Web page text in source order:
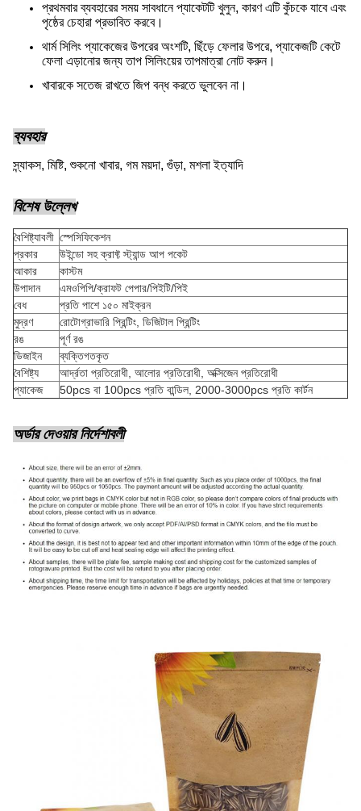
প্রথমবার ব্যবহারের সময় সাবধানে প্যাকেটটি খুলুন, কারণ এটি কুঁচকে যাবে এবং
পৃষ্ঠের চেহারা প্রভাবিত করবে।
থার্ম সিলিং প্যাকেজের উপরের অংশটি, ছিঁড়ে ফেলার উপরে, প্যাকেজটি কেটে
ফেলা এড়ানোর জন্য তাপ সিলিংয়ের তাপমাত্রা নোট করুন।
খাবারকে সতেজ রাখতে জিপ বন্ধ করতে ভুলবেন না।
ব্যবহার
স্ন্যাকস, মিষ্টি, শুকনো খাবার, গম ময়দা, গুঁড়া, মশলা ইত্যাদি
বিশেষ উল্লেখ
বৈশিষ্ট্যাবলী স্পেসিফিকেশন
প্রকার
উইন্ডো সহ ক্রাফ্ট স্ট্যান্ড আপ পকেট
আকার
কাস্টম
উপাদান
এমওপিপি/ক্রাফট পেপার/পিইটি/পিই
বেধ
প্রতি পাশে ১৫০ মাইক্রন
মুদ্রণ
রোটোগ্রাভারি প্রিন্টিং, ডিজিটাল প্রিন্টিং
রঙ
পূর্ণ রঙ
ডিজাইন
ব্যক্তিগতকৃত
বৈশিষ্ট্য
আর্দ্রতা প্রতিরোধী, আলোর প্রতিরোধী, অক্সিজেন প্রতিরোধী
প্যাকেজ
50pcs বা 100pcs প্রতি বান্ডিল, 2000-3000pcs প্রতি কার্টন
অর্ডার দেওয়ার নির্দেশাবলী